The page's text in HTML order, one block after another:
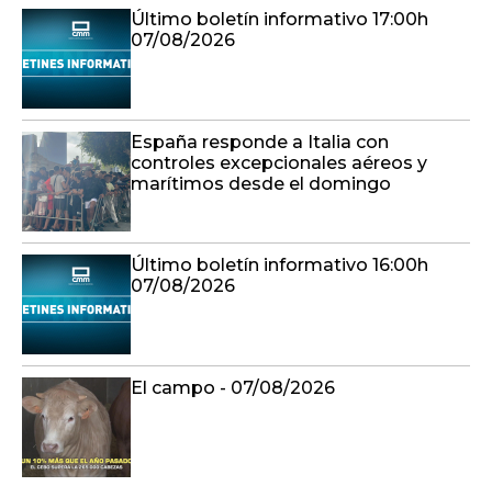
Último boletín informativo 17:00h
07/08/2026
España responde a Italia con
controles excepcionales aéreos y
marítimos desde el domingo
Último boletín informativo 16:00h
07/08/2026
El campo - 07/08/2026